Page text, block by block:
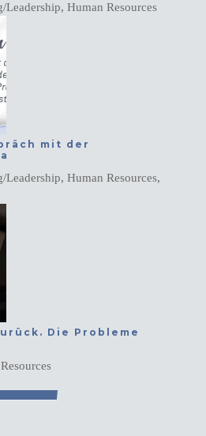
Leadership, Human Resources
mit der
Leadership, Human Resources,
Die Probleme